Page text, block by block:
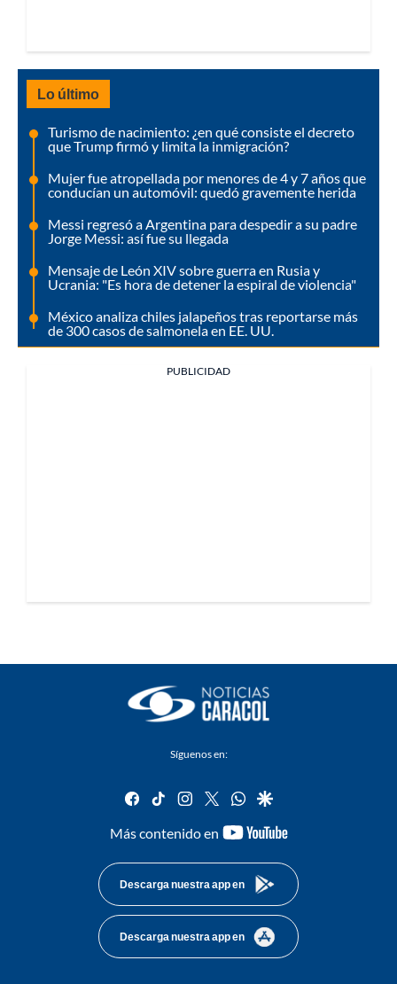
Lo último
Turismo de nacimiento: ¿en qué consiste el decreto
que Trump firmó y limita la inmigración?
Mujer fue atropellada por menores de 4 y 7 años que
conducían un automóvil: quedó gravemente herida
Messi regresó a Argentina para despedir a su padre
Jorge Messi: así fue su llegada
Mensaje de León XIV sobre guerra en Rusia y
Ucrania: "Es hora de detener la espiral de violencia"
México analiza chiles jalapeños tras reportarse más
de 300 casos de salmonela en EE. UU.
PUBLICIDAD
Síguenos en:
facebook
tiktok instagram
twitterwhatsapp
google
Más contenido en
youtube-
Descarga nuestra app en
Descarga nuestra app en